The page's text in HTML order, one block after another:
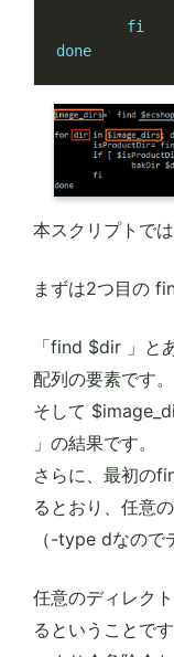
fi
done
本スクリプトで
まずは2つ目の
「find $dir 」と
配列の要素です。
そして
」の結果です。
さらに、最初の
るとおり、任意
（-type dなので
任意のディレク
るということです